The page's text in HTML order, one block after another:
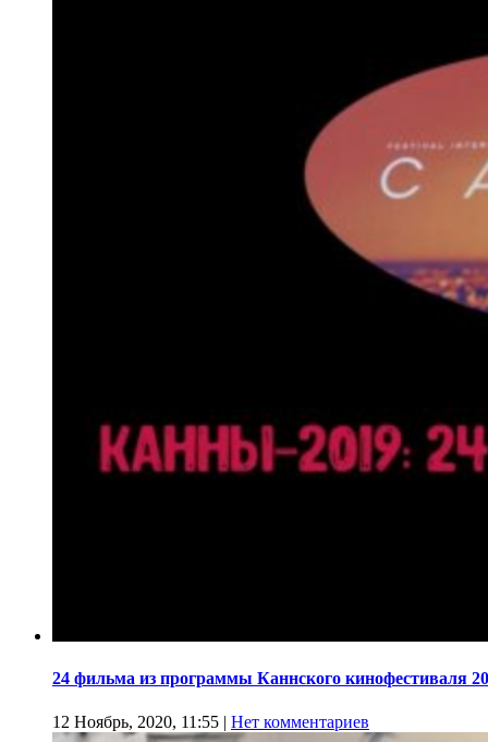
24 фильма из программы Каннского кинофестиваля
12 Ноябрь, 2020, 11:55 | Нет комментариев